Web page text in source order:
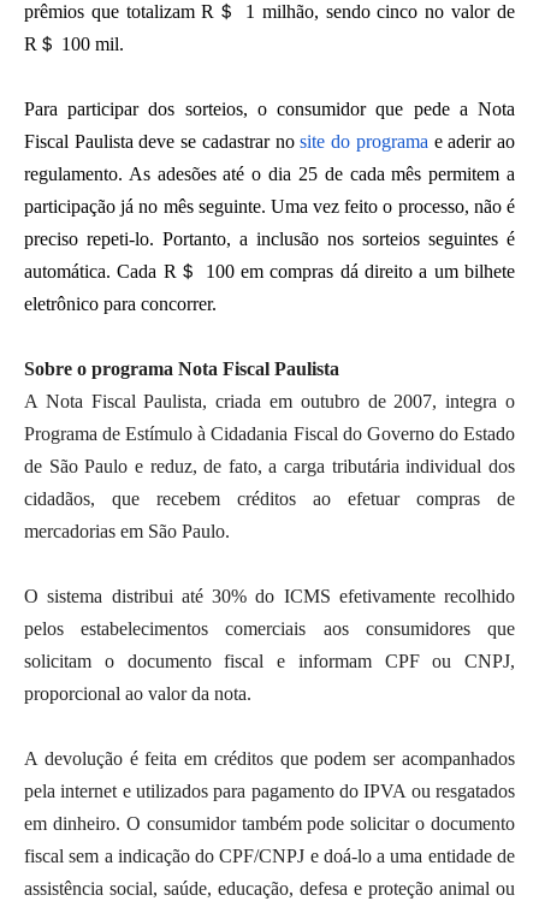
prêmios que totalizam R＄ 1 milhão, sendo cinco no valor de
R＄ 100 mil.
Para participar dos sorteios, o consumidor que pede a Nota
Fiscal Paulista deve se cadastrar nosite do programa e aderir ao
regulamento. As adesões até o dia 25 de cada mês permitem a
participação já no mês seguinte. Uma vez feito o processo, não é
preciso repeti-lo. Portanto, a inclusão nos sorteios seguintes é
automática. Cada R＄ 100 em compras dá direito a um bilhete
eletrônico para concorrer.
Sobre o programa Nota Fiscal Paulista
A Nota Fiscal Paulista, criada em outubro de 2007, integra o
Programa de Estímulo à Cidadania Fiscal do Governo do Estado
de São Paulo e reduz, de fato, a carga tributária individual dos
cidadãos, que recebem créditos ao efetuar compras de
mercadorias em São Paulo.
O sistema distribui até 30% do ICMS efetivamente recolhido
pelos estabelecimentos comerciais aos consumidores que
solicitam o documento fiscal e informam CPF ou CNPJ,
proporcional ao valor da nota.
A devolução é feita em créditos que podem ser acompanhados
pela internet e utilizados para pagamento do IPVA ou resgatados
em dinheiro. O consumidor também pode solicitar o documento
fiscal sem a indicação do CPF/CNPJ e doá-lo a uma entidade de
assistência social, saúde, educação, defesa e proteção animal ou